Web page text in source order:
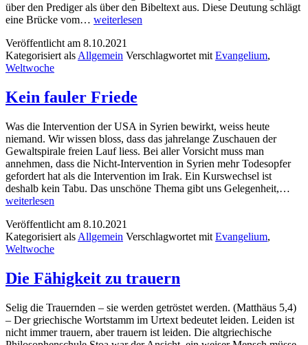
über den Prediger als über den Bibeltext aus. Diese Deutung schlägt
eine Brücke vom… Ein
weiterlesen
Veröffentlicht am 8.10.2021
Kategorisiert als Allgemein Verschlagwortet mit Evangelium,
Weltwoche
Kein fauler Friede
Was die Intervention der USA in Syrien bewirkt, weiss heute
niemand. Wir wissen bloss, dass das jahrelange Zuschauen der
Gewaltspirale freien Lauf liess. Bei aller Vorsicht muss man
annehmen, dass die Nicht-Intervention in Syrien mehr Todesopfer
gefordert hat als die Intervention im Irak. Ein Kurswechsel ist
deshalb kein Tabu. Das unschöne Thema gibt uns Gelegenheit,…
weiterlesen
Veröffentlicht am 8.10.2021
Kategorisiert als Allgemein Verschlagwortet mit Evangelium,
Weltwoche
Die Fähigkeit zu trauern
Selig die Trauernden – sie werden getröstet werden. (Matthäus 5,4)
– Der griechische Wortstamm im Urtext bedeutet leiden. Leiden ist
nicht immer trauern, aber trauern ist leiden. Die altgriechische